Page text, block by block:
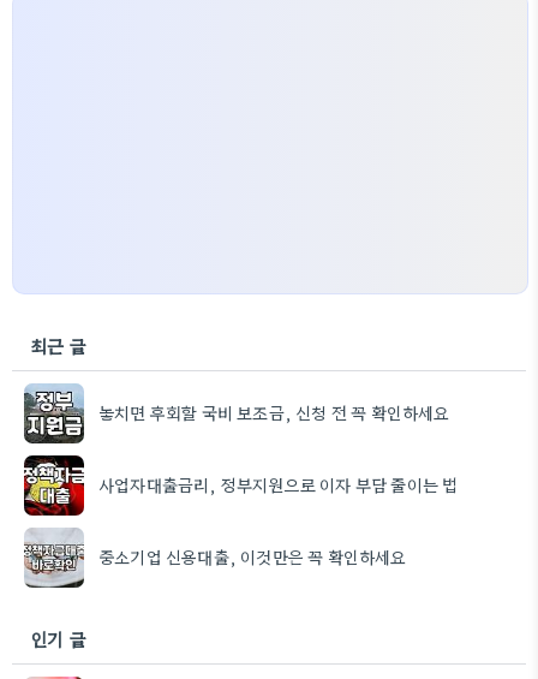
최근 글
놓치면 후회할 국비 보조금, 신청 전 꼭 확인하세요
사업자대출금리, 정부지원으로 이자 부담 줄이는 법
중소기업 신용대출, 이것만은 꼭 확인하세요
인기 글